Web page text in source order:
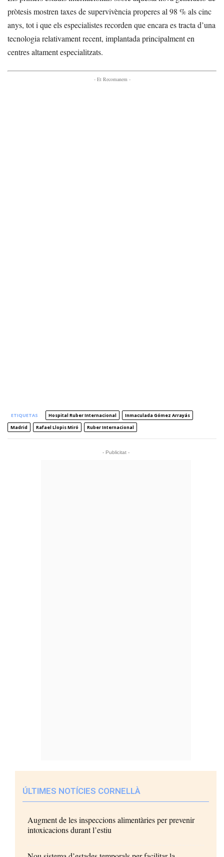
pròtesis mostren taxes de supervivència properes al 98 % als cinc
anys, tot i que els especialistes recorden que encara es tracta d’una
tecnologia relativament recent, implantada principalment en
centres altament especialitzats.
- Et Recomanem -
ETIQUETAS Hospital Ruber Internacional
Inmaculada Gómez Arrayás
Madrid
Rafael Llopis Miró Ruber Internacional
- Publicitat -
ÚLTIMES NOTÍCIES CORNELLÀ
Augment de les inspeccions alimentàries per prevenir
intoxicacions durant l’estiu